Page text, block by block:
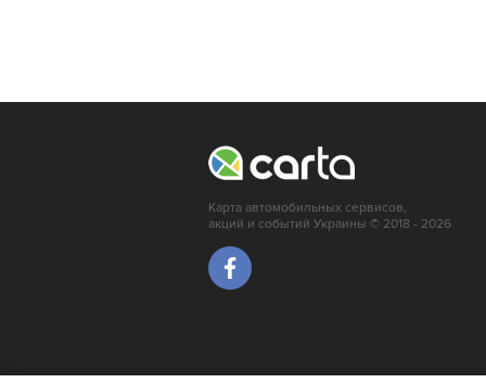
Карта автомобильных сервисов,
акций и событий Украины © 2018 - 2026